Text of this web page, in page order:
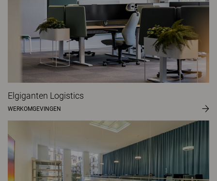
Elgiganten Logistics
WERKOMGEVINGEN